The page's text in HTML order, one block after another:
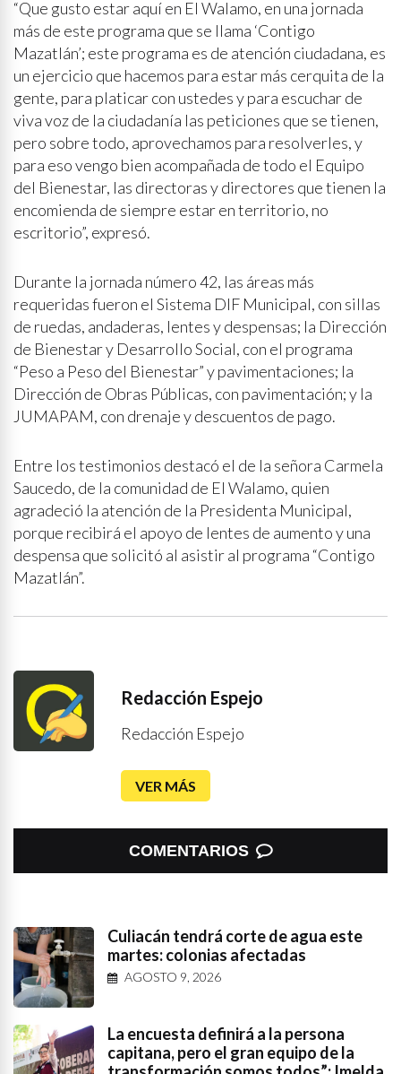
“Que gusto estar aquí en El Walamo, en una jornada
más de este programa que se llama ‘Contigo
Mazatlán’; este programa es de atención ciudadana, es
un ejercicio que hacemos para estar más cerquita de la
gente, para platicar con ustedes y para escuchar de
viva voz de la ciudadanía las peticiones que se tienen,
pero sobre todo, aprovechamos para resolverles, y
para eso vengo bien acompañada de todo el Equipo
del Bienestar, las directoras y directores que tienen la
encomienda de siempre estar en territorio, no
escritorio”, expresó.
Durante la jornada número 42, las áreas más
requeridas fueron el Sistema DIF Municipal, con sillas
de ruedas, andaderas, lentes y despensas; la Dirección
de Bienestar y Desarrollo Social, con el programa
“Peso a Peso del Bienestar” y pavimentaciones; la
Dirección de Obras Públicas, con pavimentación; y la
JUMAPAM, con drenaje y descuentos de pago.
Entre los testimonios destacó el de la señora Carmela
Saucedo, de la comunidad de El Walamo, quien
agradeció la atención de la Presidenta Municipal,
porque recibirá el apoyo de lentes de aumento y una
despensa que solicitó al asistir al programa “Contigo
Mazatlán”.
Redacción Espejo
Redacción Espejo
VER MÁS
COMENTARIOS
Culiacán tendrá corte de agua este
martes: colonias afectadas
AGOSTO 9, 2026
La encuesta definirá a la persona
capitana, pero el gran equipo de la